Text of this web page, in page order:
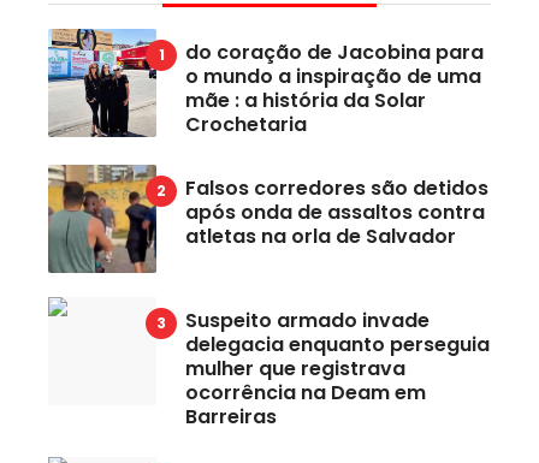
do coração de Jacobina para
o mundo a inspiração de uma
mãe : a história da Solar
Crochetaria
Falsos corredores são detidos
após onda de assaltos contra
atletas na orla de Salvador
Suspeito armado invade
delegacia enquanto perseguia
mulher que registrava
ocorrência na Deam em
Barreiras